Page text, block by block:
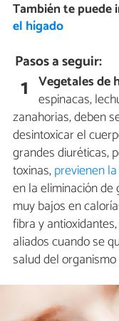
También te puede
el hígado
Pasos a seguir:
1 Vegetales de
espinacas,
zanahorias, deben
desintoxicar el
grandes diuréticas,
toxinas,previenen
en la eliminación de
muy bajos en
fibra y
aliados cuando se
salud del